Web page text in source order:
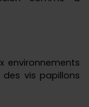
environnements
des vis papillons